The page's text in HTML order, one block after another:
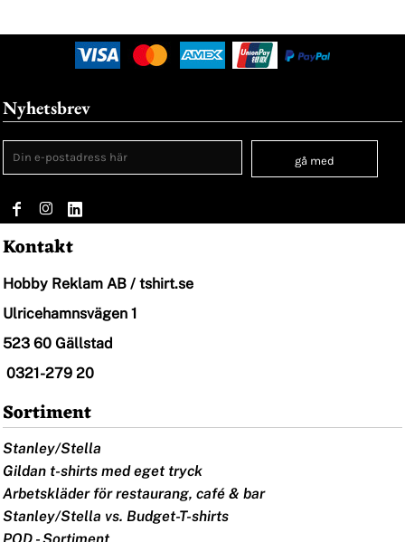
Nyhetsbrev
gå med
Kontakt
Hobby Reklam AB / tshirt.se
Ulricehamnsvägen 1
523 60 Gällstad
0321-279 20
Sortiment
Stanley/Stella
Gildan t-shirts med eget tryck
Arbetskläder för restaurang, café & bar
Stanley/Stella vs. Budget-T-shirts